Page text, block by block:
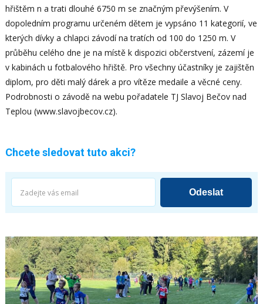
hřištěm n a trati dlouhé 6750 m se značným převýšením. V
dopoledním programu určeném dětem je vypsáno 11 kategorií, ve
kterých dívky a chlapci závodí na tratích od 100 do 1250 m. V
průběhu celého dne je na místě k dispozici občerstvení, zázemí je
v kabinách u fotbalového hřiště. Pro všechny účastníky je zajištěn
diplom, pro děti malý dárek a pro vítěze medaile a věcné ceny.
Podrobnosti o závodě na webu pořadatele TJ Slavoj Bečov nad
Teplou (www.slavojbecov.cz).
Chcete sledovat tuto akci?